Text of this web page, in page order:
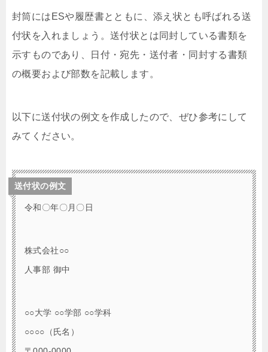
封筒にはESや履歴書とともに、添え状とも呼ばれる送
付状を入れましょう。送付状とは同封している書類を
示すものであり、日付・宛先・送付者・同封する書類
の概要および部数を記載します。
以下に送付状の例文を作成したので、ぜひ参考にして
みてください。
送付状の例文
令和〇年〇月〇日
株式会社○○
人事部 御中
○○大学 ○○学部 ○○学科
○○○○（氏名）